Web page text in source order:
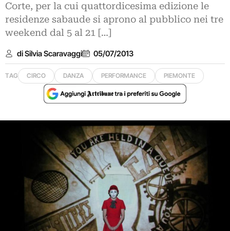
Corte, per la cui quattordicesima edizione le
residenze sabaude si aprono al pubblico nei tre
weekend dal 5 al 21 […]
di Silvia Scaravaggi 05/07/2013
TAG CIRCO DANZA PERFORMANCE PIEMONTE